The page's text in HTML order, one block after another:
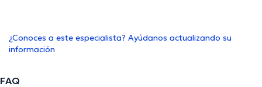
¿Conoces a este especialista? Ayúdanos actualizando su
información
FAQ